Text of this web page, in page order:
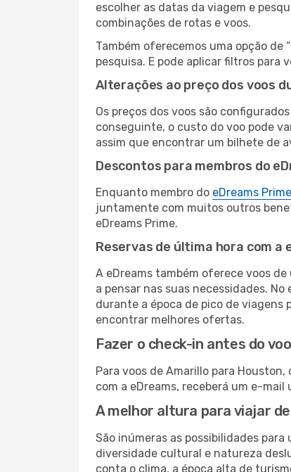
escolher as datas da viagem e
combinações de rotas e voos.
Também oferecemos uma opção de
pesquisa. E pode aplicar filtros para
Alterações ao preço dos voos
Os preços dos voos são
conseguinte, o custo do voo pode
assim que encontrar um bilhete de
Descontos para membros do
Enquanto membro do eDreams Prime
juntamente com muitos outros
eDreams Prime.
Reservas de última hora com a
A eDreams também oferece voos
a pensar nas suas necessidades.
durante a época de pico de viagens
encontrar melhores ofertas.
Fazer o check-in antes do voo
Para voos de Amarillo para
com a eDreams, receberá um e-
A melhor altura para viajar
São inúmeras as possibilidades
diversidade cultural e natureza
conta o clima, a época alta de